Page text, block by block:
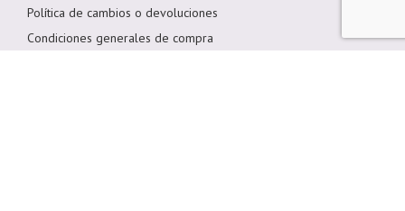
Política de cambios o devoluciones
Condiciones generales de compra